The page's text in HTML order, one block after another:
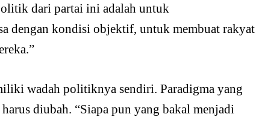
dari partai ini adalah untuk
dengan kondisi objektif, untuk membuat rakyat
wadah politiknya sendiri. Paradigma yang
diubah. “Siapa pun yang bakal menjadi